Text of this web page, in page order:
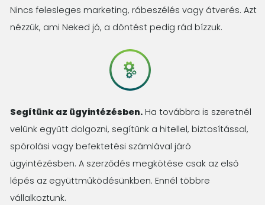
Nincs felesleges marketing, rábeszélés vagy átverés. Azt
nézzük, ami Neked jó, a döntést pedig rád bízzuk.
Segítünk az ügyintézésben. Ha továbbra is szeretnél
velünk együtt dolgozni, segítünk a hitellel, biztosítással,
spórolási vagy befektetési számlával járó
ügyintézésben. A szerződés megkötése csak az első
lépés az együttműködésünkben. Ennél többre
vállalkoztunk.